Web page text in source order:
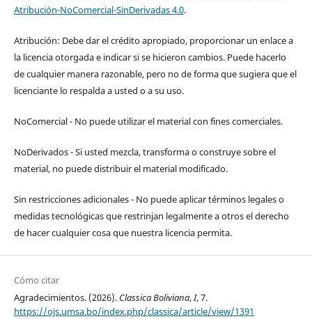
Atribución-NoComercial-SinDerivadas 4.0.
Atribución: Debe dar el crédito apropiado, proporcionar un enlace a
la licencia otorgada e indicar si se hicieron cambios. Puede hacerlo
de cualquier manera razonable, pero no de forma que sugiera que el
licenciante lo respalda a usted o a su uso.
NoComercial - No puede utilizar el material con fines comerciales.
NoDerivados - Si usted mezcla, transforma o construye sobre el
material, no puede distribuir el material modificado.
Sin restricciones adicionales - No puede aplicar términos legales o
medidas tecnológicas que restrinjan legalmente a otros el derecho
de hacer cualquier cosa que nuestra licencia permita.
Cómo citar
Agradecimientos. (2026). Classica Boliviana,I, 7.
https://ojs.umsa.bo/index.php/classica/article/view/1391